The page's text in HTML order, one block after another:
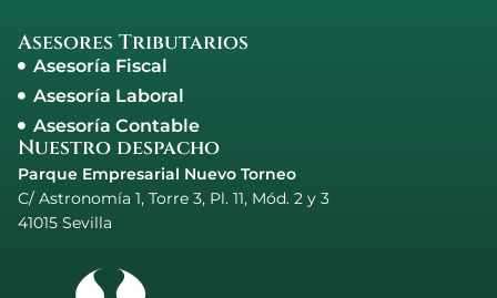
Asesores Tributarios
Asesoría Fiscal
Asesoría Laboral
Asesoría Contable
Nuestro despacho
Parque Empresarial Nuevo Torneo
C/ Astronomía 1, Torre 3, Pl. 11, Mód. 2 y 3
41015 Sevilla